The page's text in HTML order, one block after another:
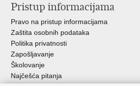
Pristup informacijama
Pravo na pristup informacijama
Zaštita osobnih podataka
Politika privatnosti
Zapošljavanje
Školovanje
Najčešća pitanja